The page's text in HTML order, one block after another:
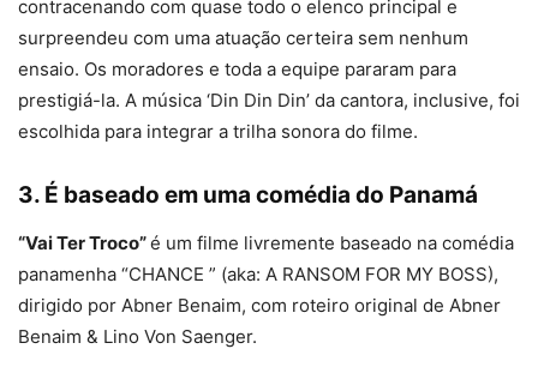
contracenando com quase todo o elenco principal e
surpreendeu com uma atuação certeira sem nenhum
ensaio. Os moradores e toda a equipe pararam para
prestigiá-la. A música ‘Din Din Din’ da cantora, inclusive, foi
escolhida para integrar a trilha sonora do filme.
3. É baseado em uma comédia do Panamá
“Vai Ter Troco”é um filme livremente baseado na comédia
panamenha “CHANCE ” (aka: A RANSOM FOR MY BOSS),
dirigido por Abner Benaim, com roteiro original de Abner
Benaim & Lino Von Saenger.